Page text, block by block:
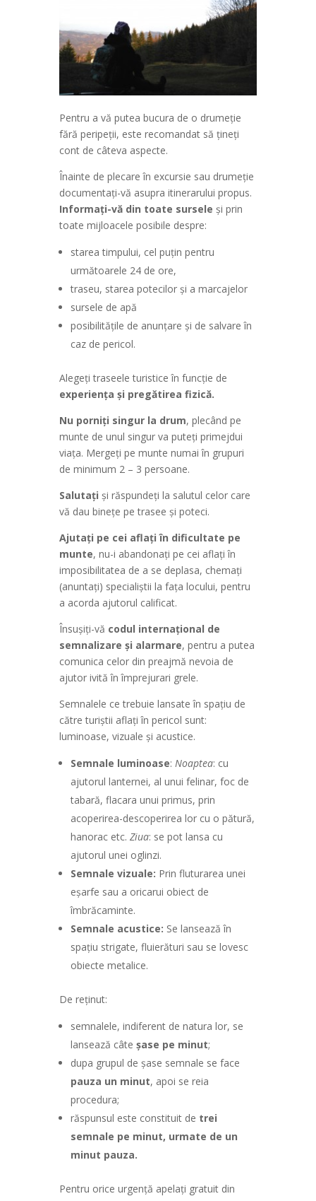
Pentru a vă putea bucura de o drumeție
fără peripeții, este recomandat să țineți
cont de câteva aspecte.
Înainte de plecare în excursie sau drumeţie
documentaţi-vă asupra itinerarului propus.
Informaţi-vă din toate sursele şi prin
toate mijloacele posibile despre:
starea timpului, cel puţin pentru
următoarele 24 de ore,
traseu, starea potecilor şi a marcajelor
sursele de apă
posibilităţile de anunţare şi de salvare în
caz de pericol.
Alegeţi traseele turistice în funcţie de
experienţa şi pregătirea fizică.
Nu porniţi singur la drum, plecând pe
munte de unul singur va puteţi primejdui
viaţa. Mergeţi pe munte numai în grupuri
de minimum 2 – 3 persoane.
Salutaţi şi răspundeţi la salutul celor care
vă dau bineţe pe trasee şi poteci.
Ajutaţi pe cei aflaţi în dificultate pe
munte, nu-i abandonaţi pe cei aflaţi în
imposibilitatea de a se deplasa, chemaţi
(anuntaţi) specialiştii la faţa locului, pentru
a acorda ajutorul calificat.
Însuşiţi-vă codul internaţional de
semnalizare şi alarmare, pentru a putea
comunica celor din preajmă nevoia de
ajutor ivită în împrejurari grele.
Semnalele ce trebuie lansate în spaţiu de
către turiştii aflaţi în pericol sunt:
luminoase, vizuale şi acustice.
Semnale luminoase: Noaptea: cu
ajutorul lanternei, al unui felinar, foc de
tabară, flacara unui primus, prin
acoperirea-descoperirea lor cu o pătură,
hanorac etc. Ziua: se pot lansa cu
ajutorul unei oglinzi.
Semnale vizuale: Prin fluturarea unei
eşarfe sau a oricarui obiect de
îmbrăcaminte.
Semnale acustice: Se lansează în
spaţiu strigate, fluierături sau se lovesc
obiecte metalice.
De reţinut:
semnalele, indiferent de natura lor, se
lansează câte şase pe minut;
dupa grupul de şase semnale se face
pauza un minut, apoi se reia
procedura;
răspunsul este constituit de trei
semnale pe minut, urmate de un
minut pauza.
Pentru orice urgenţă apelaţi gratuit din